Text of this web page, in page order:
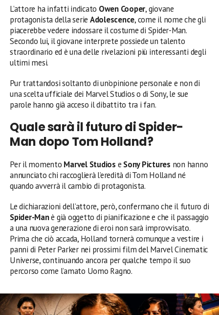
L’attore ha infatti indicato Owen Cooper, giovane
protagonista della serie Adolescence, come il nome che gli
piacerebbe vedere indossare il costume di Spider-Man.
Secondo lui, il giovane interprete possiede un talento
straordinario ed è una delle rivelazioni più interessanti degli
ultimi mesi.
Pur trattandosi soltanto di un’opinione personale e non di
una scelta ufficiale dei Marvel Studios o di Sony, le sue
parole hanno già acceso il dibattito tra i fan.
Quale sarà il futuro di Spider-
Man dopo Tom Holland?
Per il momento Marvel Studios e Sony Pictures non hanno
annunciato chi raccoglierà l’eredità di Tom Holland né
quando avverrà il cambio di protagonista.
Le dichiarazioni dell’attore, però, confermano che il futuro di
Spider-Manè già oggetto di pianificazione e che il passaggio
a una nuova generazione di eroi non sarà improvvisato.
Prima che ciò accada, Holland tornerà comunque a vestire i
panni di Peter Parker nei prossimi film del Marvel Cinematic
Universe, continuando ancora per qualche tempo il suo
percorso come l’amato Uomo Ragno.